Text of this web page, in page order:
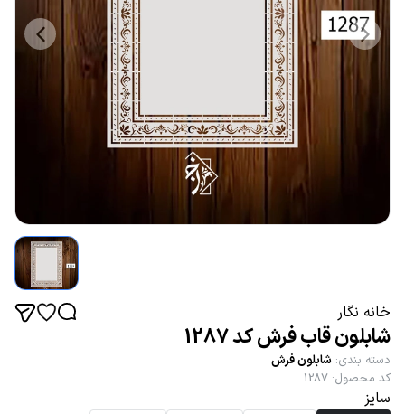
خانه نگار
شابلون قاب فرش کد 1287
دسته بندی: شابلون فرش
کد محصول:
1287
سایز